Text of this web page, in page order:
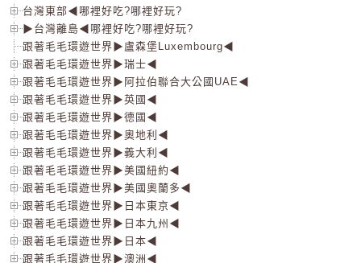
台灣東部◀哪裡好吃?哪裡好玩?
▶台灣離島◀哪裡好吃?哪裡好玩?
跟著毛毛環遊世界▶盧森堡Luxembourg◀
跟著毛毛環遊世界▶瑞士◀
跟著毛毛環遊世界▶阿拉伯聯合大公國UAE◀
跟著毛毛環遊世界▶英國◀
跟著毛毛環遊世界▶德國◀
跟著毛毛環遊世界▶奧地利◀
跟著毛毛環遊世界▶義大利◀
跟著毛毛環遊世界▶美國紐約◀
跟著毛毛環遊世界▶美國奧蘭多◀
跟著毛毛環遊世界▶日本東京◀
跟著毛毛環遊世界▶日本九州◀
跟著毛毛環遊世界▶日本◀
跟著毛毛環遊世界▶澳洲◀